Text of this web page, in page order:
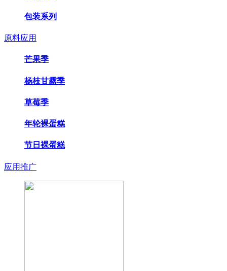
包装系列
原料应用
芒果季
杨枝甘露季
草莓季
年轮裸蛋糕
节日裸蛋糕
应用推广